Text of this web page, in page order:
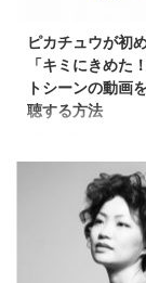
ピカチュウが初
「キミにきめた
トシーンの動画
聴する方法
ター キミにき
は、 現在hulu
NEXT、
Amazon、dTV
ンデマンドで